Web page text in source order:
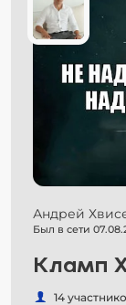
Андрей
Был в сети
Кламп
14